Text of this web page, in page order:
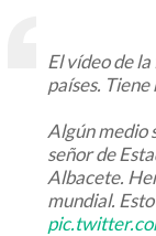
El vídeo de
países. Tiene
Algún medio
señor de
Albacete.
mundial.